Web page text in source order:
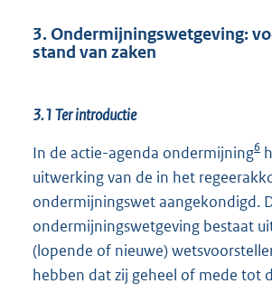
3. Ondermijningswetgeving:
stand van zaken
3.1 Ter introductie
In de actie-agenda ondermijning6
uitwerking van de in het
ondermijningswet aangekondigd.
ondermijningswetgeving bestaat
(lopende of nieuwe)
hebben dat zij geheel of mede tot